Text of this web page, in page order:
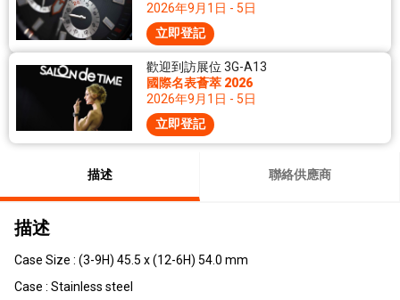
2026年9月1日 - 5日
立即登記
歡迎到訪展位 3G-A13
國際名表薈萃 2026
2026年9月1日 - 5日
立即登記
描述 聯絡供應商
描述
Case Size : (3-9H) 45.5 x (12-6H) 54.0 mm
Case : Stainless steel